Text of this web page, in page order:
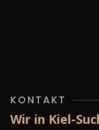
KONTAKT
Wir in Kiel-